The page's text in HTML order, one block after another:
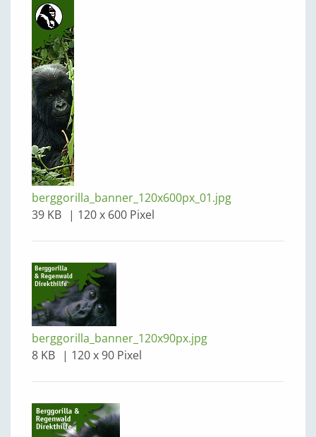
berggorilla_banner_120x600px_01.jpg
39 KB
120 x 600 Pixel
berggorilla_banner_120x90px.jpg
8 KB
120 x 90 Pixel